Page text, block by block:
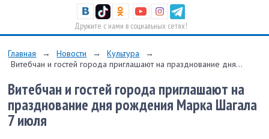
Дружите с нами в социальных сетях!
Главная → Новости → Культура
→
Витебчан и гостей города приглашают на празднование дня...
Витебчан и гостей города приглашают на
празднование дня рождения Марка Шагала
7 июля